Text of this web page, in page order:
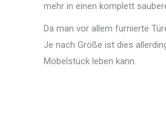
mehr in einen komplett
Da man vor allem furnierte
Je nach Größe ist dies
Möbelstück leben kann.